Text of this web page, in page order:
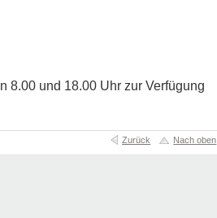
8.00 und 18.00 Uhr zur Verfügung
Zurück Nach oben